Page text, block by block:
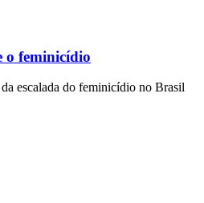
o feminicídio
escalada do feminicídio no Brasil